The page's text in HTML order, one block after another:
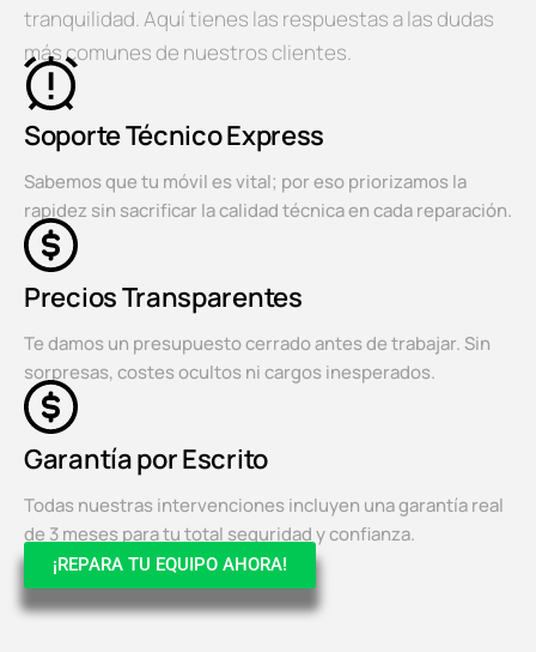
tranquilidad. Aquí tienes las respuestas a las dudas
más comunes de nuestros clientes.
Soporte Técnico Express
Sabemos que tu móvil es vital; por eso priorizamos la
rapidez sin sacrificar la calidad técnica en cada reparación.
Precios Transparentes
Te damos un presupuesto cerrado antes de trabajar. Sin
sorpresas, costes ocultos ni cargos inesperados.
Garantía por Escrito
Todas nuestras intervenciones incluyen una garantía real
de 3 meses para tu total seguridad y confianza.
¡REPARA TU EQUIPO AHORA!